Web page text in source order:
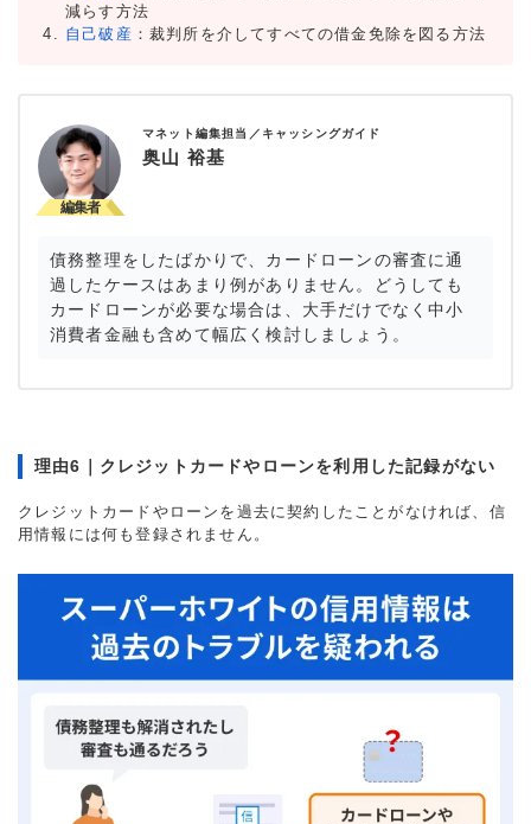
減らす方法
自己破産 ：裁判所を介してすべての借金免除を図る方法
マネット編集担当／キャッシングガイド
奥山 裕基
債務整理をしたばかりで、カードローンの審査に通
過したケースはあまり例がありません。どうしても
カードローンが必要な場合は、大手だけでなく中小
消費者金融も含めて幅広く検討しましょう。
理由6｜クレジットカードやローンを利用した記録がない
クレジットカードやローンを過去に契約したことがなければ、信
用情報には何も登録されません。